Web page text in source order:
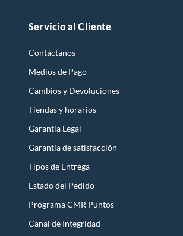
Servicio al Cliente
Contáctanos
Medios de Pago
Cambios y Devoluciones
Tiendas y horarios
Garantía Legal
Garantía de satisfacción
Tipos de Entrega
Estado del Pedido
Programa CMR Puntos
Canal de Integridad